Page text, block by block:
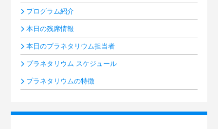
プログラム紹介
本日の残席情報
本日のプラネタリウム担当者
プラネタリウム スケジュール
プラネタリウムの特徴